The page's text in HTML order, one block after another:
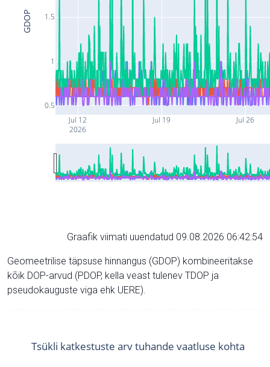
Jul 12
2026
Jul 19 Jul 26
0.5
1
1.5
GDOP
Graafik viimati uuendatud 09.08.2026 06:42:54
Geomeetrilise täpsuse hinnangus (GDOP) kombineeritakse
kõik DOP-arvud (PDOP, kella veast tulenev TDOP ja
pseudokauguste viga ehk UERE).
Tsükli katkestuste arv tuhande vaatluse kohta